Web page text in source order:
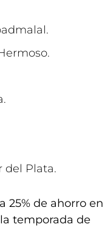
del Plata.
25% de ahorro en
temporada de